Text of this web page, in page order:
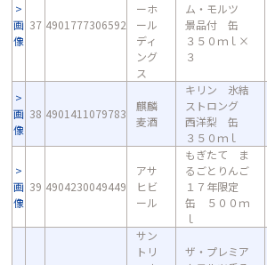
画
像
37 4901777306592
ーホ
ール
ディ
ング
ス
ム・モルツ
景品付 缶
３５０ｍｌ×
３
画
像
38 4901411079783
麒麟
麦酒
キリン 氷結
ストロング
西洋梨 缶
３５０ｍｌ
画
像
39 4904230049449
アサ
ヒビ
ール
もぎたて ま
るごとりんご
１７年限定
缶 ５００ｍ
ｌ
サン
トリ
ザ・プレミア